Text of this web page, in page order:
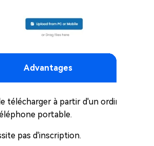
Advantages
télécharger à partir d'un ordinateur
portable.
pas d'inscription.